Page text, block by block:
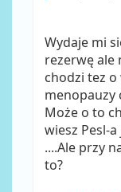
Wydaje mi
rezerwę ale
chodzi tez o
menopauzy
Może o to
wiesz Pesl-
....Ale przy
to?